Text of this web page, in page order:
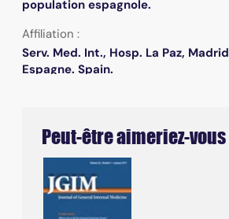
population espagnole.
Affiliation :
Serv. Med. Int., Hosp. La Paz, Madrid
Espagne. Spain.
Peut-être aimeriez-vous